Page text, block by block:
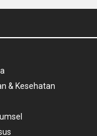
& Kesehatan